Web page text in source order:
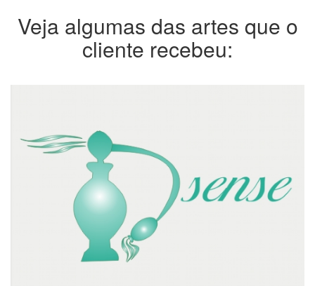
Veja algumas das artes que o
cliente recebeu: